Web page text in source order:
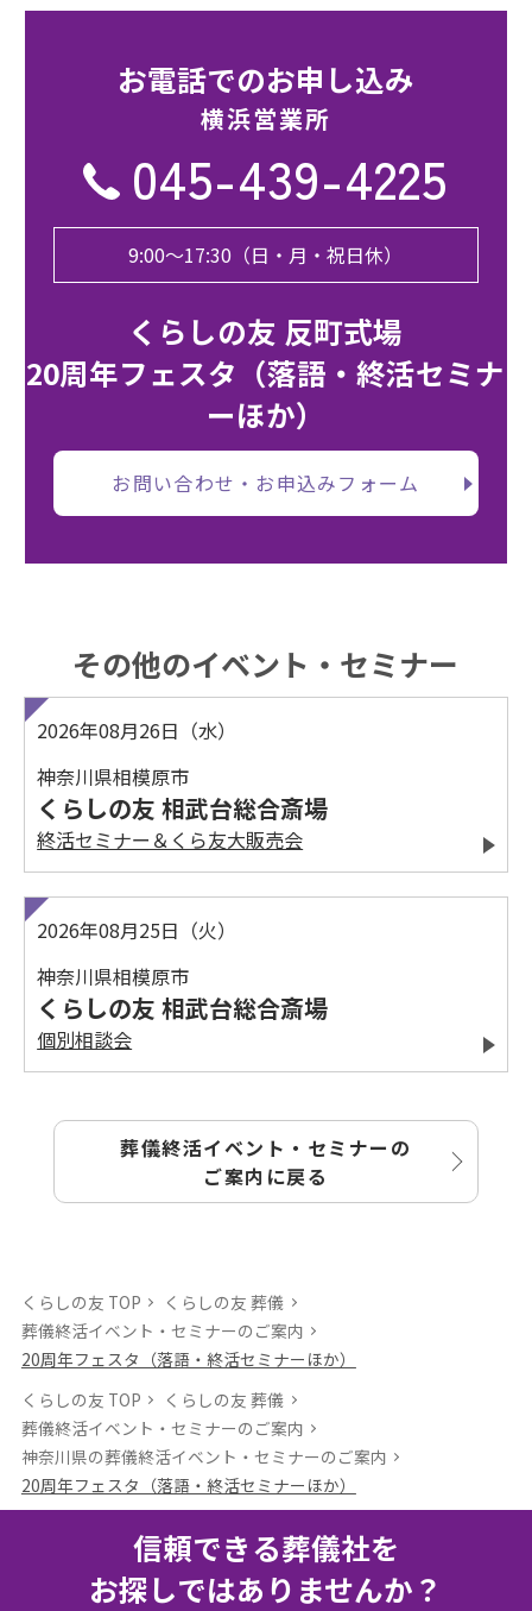
お電話でのお申し込み
横浜営業所
045-439-4225
9:00〜17:30（日・月・祝日休）
くらしの友 反町式場
20周年フェスタ（落語・終活セミナ
ーほか）
お問い合わせ・お申込みフォーム
その他のイベント・セミナー
2026年08月26日（水）
神奈川県相模原市
くらしの友 相武台総合斎場
終活セミナー＆くら友大販売会
2026年08月25日（火）
神奈川県相模原市
くらしの友 相武台総合斎場
個別相談会
葬儀終活イベント・セミナーの
ご案内に戻る
くらしの友 TOP
くらしの友 葬儀
葬儀終活イベント・セミナーのご案内
20周年フェスタ（落語・終活セミナーほか）
くらしの友 TOP
くらしの友 葬儀
葬儀終活イベント・セミナーのご案内
神奈川県の葬儀終活イベント・セミナーのご案内
20周年フェスタ（落語・終活セミナーほか）
信頼できる葬儀社を
お探しではありませんか？